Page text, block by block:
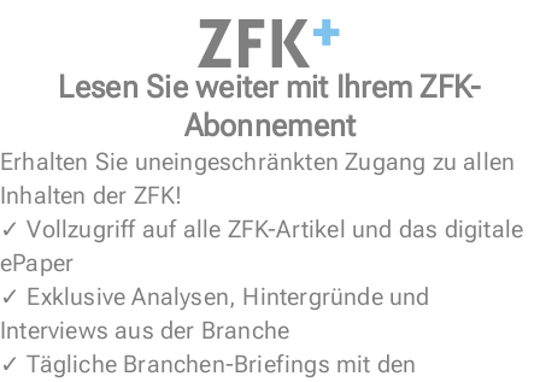
Lesen Sie weiter mit Ihrem ZFK-
Abonnement
Erhalten Sie uneingeschränkten Zugang zu allen
Inhalten der ZFK!
✓ Vollzugriff auf alle ZFK-Artikel und das digitale
ePaper
✓ Exklusive Analysen, Hintergründe und
Interviews aus der Branche
✓ Tägliche Branchen-Briefings mit den